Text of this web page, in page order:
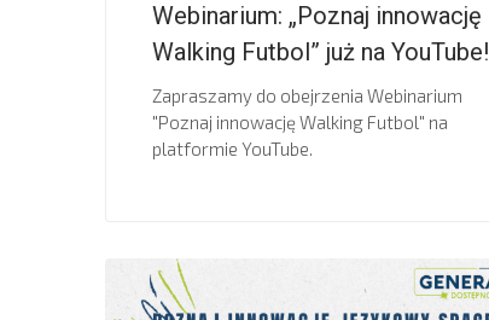
Webinarium: „Poznaj innowację
Walking Futbol” już na YouTube!
Zapraszamy do obejrzenia Webinarium
"Poznaj innowację Walking Futbol" na
platformie YouTube.